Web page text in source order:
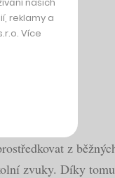
z
zvuky. Díky
reklamy a
Více